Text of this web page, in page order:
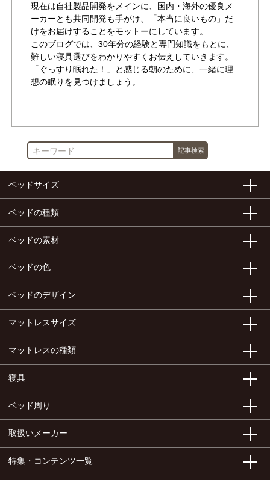
現在は自社製品開発をメインに、国内・海外の優良メ
ーカーとも共同開発も手がけ、「本当に良いもの」だ
けをお届けすることをモットーにしています。
このブログでは、30年分の経験と専門知識をもとに、
難しい寝具選びをわかりやすくお伝えしていきます。
「ぐっすり眠れた！」と感じる朝のために、一緒に理
想の眠りを見つけましょう。
ベッドサイズ
ベッドの種類
ベッドの素材
ベッドの色
ベッドのデザイン
マットレスサイズ
マットレスの種類
寝具
ベッド周り
取扱いメーカー
特集・コンテンツ一覧